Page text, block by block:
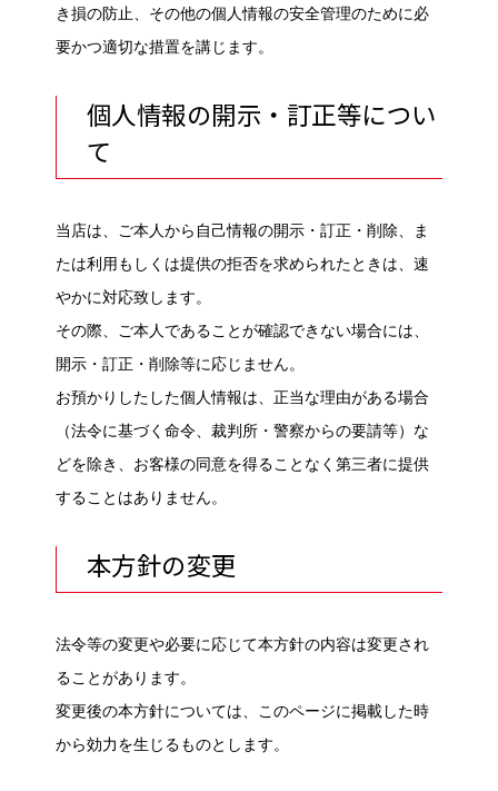
き損の防止、その他の個人情報の安全管理のために必
要かつ適切な措置を講じます。
個人情報の開示・訂正等につい
て
当店は、ご本人から自己情報の開示・訂正・削除、ま
たは利用もしくは提供の拒否を求められたときは、速
やかに対応致します。
その際、ご本人であることが確認できない場合には、
開示・訂正・削除等に応じません。
お預かりしたした個人情報は、正当な理由がある場合
（法令に基づく命令、裁判所・警察からの要請等）な
どを除き、お客様の同意を得ることなく第三者に提供
することはありません。
本方針の変更
法令等の変更や必要に応じて本方針の内容は変更され
ることがあります。
変更後の本方針については、このページに掲載した時
から効力を生じるものとします。